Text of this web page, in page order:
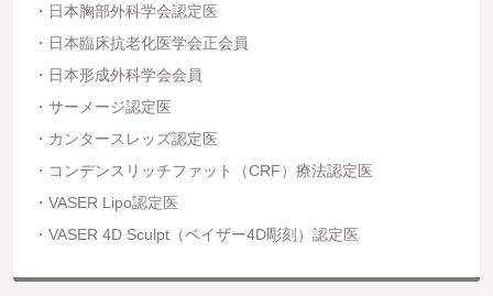
日本胸部外科学会認定医
日本臨床抗老化医学会正会員
日本形成外科学会会員
サーメージ認定医
カンタースレッズ認定医
コンデンスリッチファット（CRF）療法認定医
VASER Lipo認定医
VASER 4D Sculpt（ベイザー4D彫刻）認定医